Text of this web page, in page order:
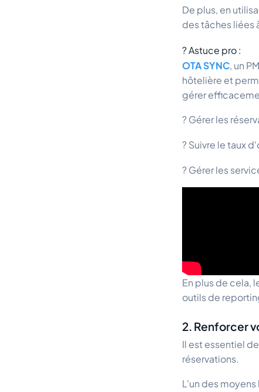
De plus, en
des tâches liées
? Astuce pro :
OTA SYNC, un
hôtelière et
gérer
? Gérer les
? Suivre le taux
? Gérer les
En plus de cela,
outils de
2. Renforcer
Il est essentiel de
réservations.
L'un des